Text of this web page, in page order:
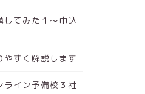
してみた１～申込
やすく解説します
ライン予備校３社